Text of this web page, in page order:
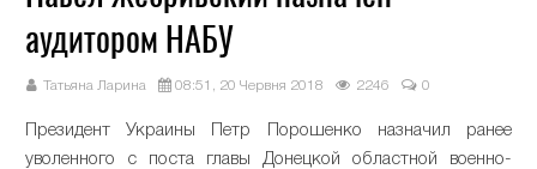
аудитором НАБУ
Татьяна Ларина 08:51, 20 Червня 2018 2246 0
Президент Украины Петр Порошенко назначил ранее
уволенного с поста главы Донецкой областной военно-